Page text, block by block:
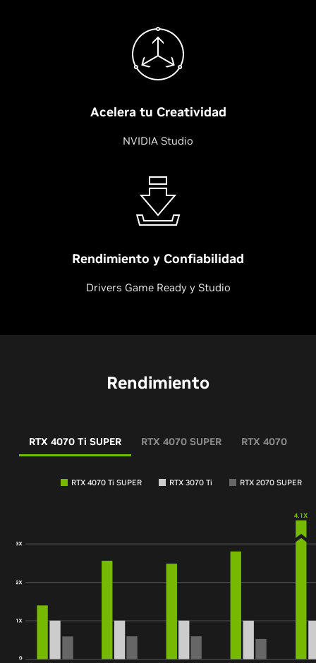
Acelera tu Creatividad
NVIDIA Studio
Rendimiento y Confiabilidad
Drivers Game Ready y Studio
Rendimiento
RTX 4070 Ti SUPER RTX 4070 SUPER RTX 4070
RTX 4070 Ti SUPER RTX 3070 Ti RTX 2070 SUPER